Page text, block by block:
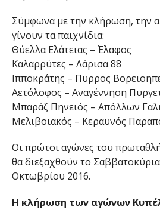
Σύμφωνα με την κλήρωση, την
γίνουν τα παιχνίδια:
Θύελλα Ελάτειας – Έλαφος
Καλαρρύτες – Λάρισα 88
Ιπποκράτης – Πϋρρος
Αετόλοφος – Αναγέννηση
Μπαράζ Πηνειός – Απόλλων
Μελιβοιακός – Κεραυνός
Οι πρώτοι αγώνες του
θα διεξαχθούν το
Οκτωβρίου 2016.
Η κλήρωση των αγώνων